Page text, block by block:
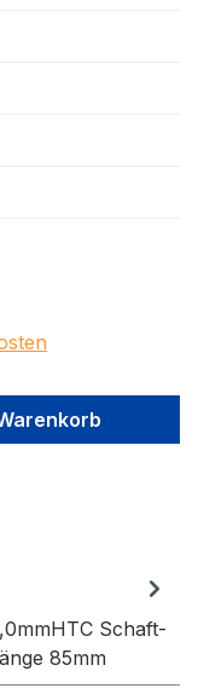
Schaft-
85mm